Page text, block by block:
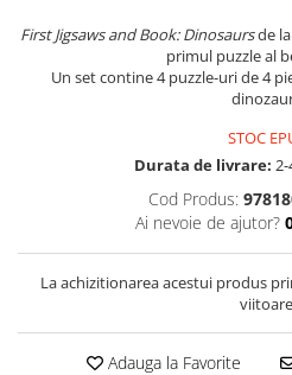
First Jigsaws and Book: Dinosaursde
primul puzzle al
Un set contine 4 puzzle-uri de 4
STOC
Durata de livrare:
Cod Produs:
Ai nevoie de ajutor?
La achizitionarea acestui produs
viitoare
Adauga la Favorite